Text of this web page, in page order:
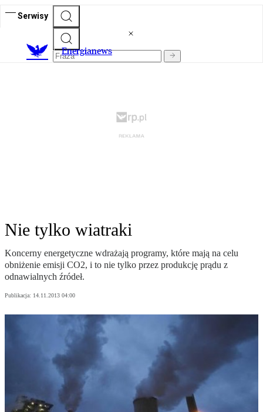
Serwisy
Energianews
Nie tylko wiatraki
Koncerny energetyczne wdrażają programy, które mają na celu
obniżenie emisji CO2, i to nie tylko przez produkcję prądu z
odnawialnych źródeł.
Publikacja: 14.11.2013 04:00